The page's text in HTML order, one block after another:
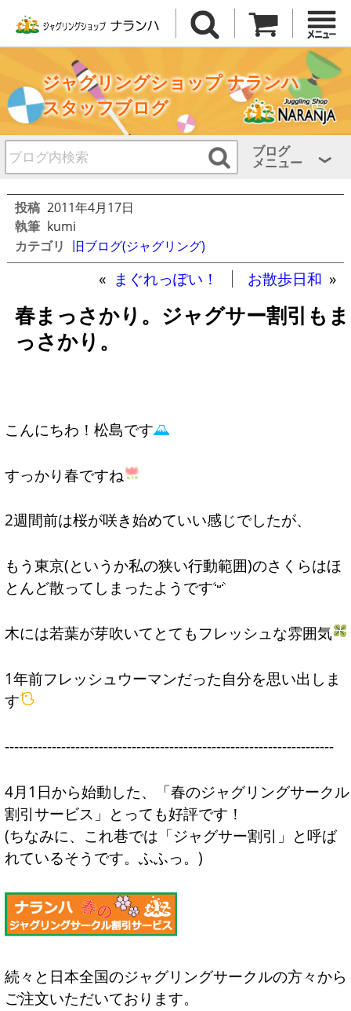
ジャグリングショップ ナランハ
スタッフブログ
ブログ
メニュー
投稿 2011年4月17日
執筆 kumi
カテゴリ 旧ブログ(ジャグリング)
« まぐれっぽい！ お散歩日和 »
春まっさかり。ジャグサー割引もま
っさかり。
こんにちわ！松島です
すっかり春ですね
2週間前は桜が咲き始めていい感じでしたが、
もう東京(というか私の狭い行動範囲)のさくらはほ
とんど散ってしまったようです
木には若葉が芽吹いてとてもフレッシュな雰囲気
1年前フレッシュウーマンだった自分を思い出しま
す
----------------------------------------------------------------------
4月1日から始動した、「春のジャグリングサークル
割引サービス」とっても好評です！
(ちなみに、これ巷では「ジャグサー割引」と呼ば
れているそうです。ふふっ。)
続々と日本全国のジャグリングサークルの方々から
ご注文いただいております。